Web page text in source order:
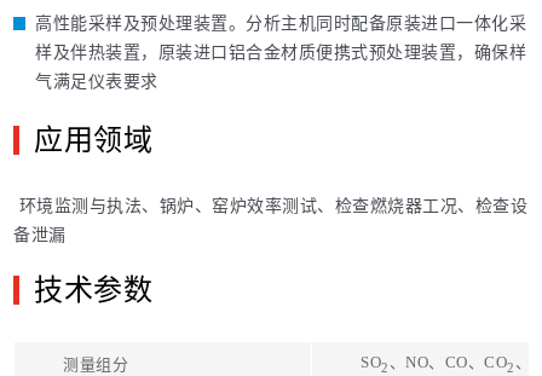
高性能采样及预处理装置。分析主机同时配备原装进口一体化采
样及伴热装置，原装进口铝合金材质便携式预处理装置，确保样
气满足仪表要求
应用领域
环境监测与执法、锅炉、窑炉效率测试、检查燃烧器工况、检查设
备泄漏
技术参数
测量组分 SO2 、NO、CO、CO2 、O